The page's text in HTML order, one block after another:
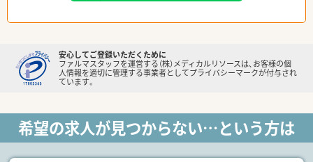
安心してご登録いただくために
ファルマスタッフを運営する（株）メディカルリソースは、お客様の個
人情報を適切に管理する事業者としてプライバシーマークが付与され
ています。
希望の求人が見つからない…という方は